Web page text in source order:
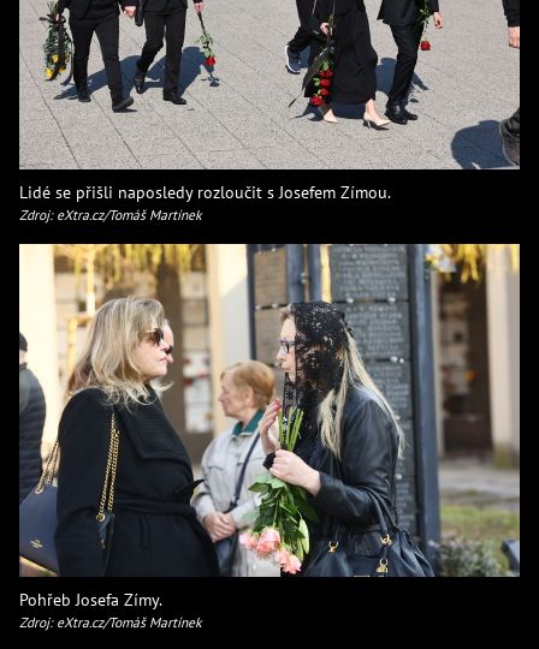
Lidé se přišli naposledy rozloučit s Josefem Zímou.
Zdroj: eXtra.cz/Tomáš Martínek
Pohřeb Josefa Zímy.
Zdroj: eXtra.cz/Tomáš Martínek